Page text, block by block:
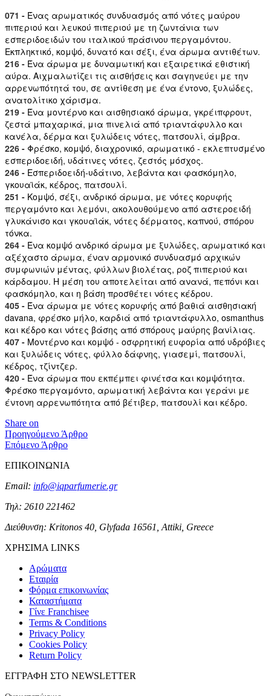
071 - Ένας αρωματικός συνδυασμός από νότες μαύρου
πιπεριού και λευκού πιπεριού με τη ζωντάνια των
εσπεριδοειδών του ιταλικού πράσινου περγαμόντου.
Εκπληκτικό, κομψό, δυνατό και σέξι, ένα άρωμα αντιθέτων.
216 - Ένα άρωμα με δυναμωτική και εξαιρετικά εθιστική
αύρα. Αιχμαλωτίζει τις αισθήσεις και σαγηνεύει με την
αρρενωπότητά του, σε αντίθεση με ένα έντονο, ξυλώδες,
ανατολίτικο χάρισμα.
219 - Ένα μοντέρνο και αισθησιακό άρωμα, γκρέιπφρουτ,
ζεστά μπαχαρικά, μια πινελιά από τριαντάφυλλο και
κανέλα, δέρμα και ξυλώδεις νότες, πατσουλί, άμβρα.
226 - Φρέσκο, κομψό, διαχρονικό, αρωματικό - εκλεπτυσμένο
εσπεριδοειδή, υδάτινες νότες, ζεστός μόσχος.
246 - Εσπεριδοειδή-υδάτινο, λεβάντα και φασκόμηλο,
γκουαϊάκ, κέδρος, πατσουλί.
251 - Κομψό, σέξι, ανδρικό άρωμα, με νότες κορυφής
περγαμόντο και λεμόνι, ακολουθούμενο από αστεροειδή
γλυκάνισο και γκουαϊάκ, νότες δέρματος, καπνού, σπόρου
τόνκα.
264 - Ένα κομψό ανδρικό άρωμα με ξυλώδες, αρωματικό και
αξέχαστο άρωμα, έναν αρμονικό συνδυασμό αρχικών
συμφωνιών μέντας, φύλλων βιολέτας, ροζ πιπεριού και
κάρδαμου. Η μέση του αποτελείται από ανανά, πεπόνι και
φασκόμηλο, και η βάση προσθέτει νότες κέδρου.
405 - Ένα άρωμα με νότες κορυφής από βαθιά αισθησιακή
davana, φρέσκο ​​μήλο, καρδιά από τριαντάφυλλο, osmanthus
και κέδρο και νότες βάσης από σπόρους μαύρης βανίλιας.
407 - Μοντέρνο και κομψό - οσφρητική ευφορία από υδρόβιες
και ξυλώδεις νότες, φύλλο δάφνης, γιασεμί, πατσουλί,
κέδρος, τζίντζερ.
420 - Ένα άρωμα που εκπέμπει φινέτσα και κομψότητα.
Φρέσκο ​​περγαμόντο, αρωματική λεβάντα και γεράνι με
έντονη αρρενωπότητα από βέτιβερ, πατσουλί και κέδρο.
Share on
Προηγούμενο Άρθρο
Επόμενο Άρθρο
ΕΠΙΚΟΙΝΩΝΙΑ
Email: info@iqparfumerie.gr
Τηλ: 2610 221462
Διεύθυνση: Kritonos 40, Glyfada 16561, Attiki, Greece
ΧΡΗΣΙΜΑ LINKS
Αρώματα
Εταιρία
Φόρμα επικοινωνίας
Καταστήματα
Γίνε Franchisee
Terms & Conditions
Privacy Policy
Cookies Policy
Return Policy
ΕΓΓΡΑΦΗ ΣΤΟ NEWSLETTER